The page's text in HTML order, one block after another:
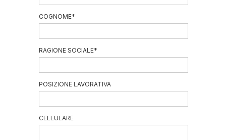
COGNOME*
RAGIONE SOCIALE*
POSIZIONE LAVORATIVA
CELLULARE